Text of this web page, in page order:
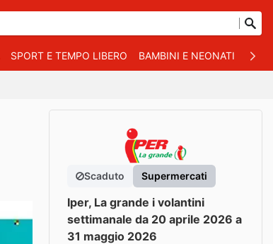
SPORT E TEMPO LIBERO BAMBINI E NEONATI
Scaduto Supermercati
Iper, La grande i volantini
settimanale da 20 aprile 2026 a
31 maggio 2026